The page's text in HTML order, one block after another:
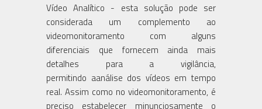
Vídeo Analítico - esta solução pode ser
considerada um complemento ao
videomonitoramento com alguns
diferenciais que fornecem ainda mais
detalhes para a vigilância,
permitindo aanálise dos vídeos em tempo
real. Assim como no videomonitoramento, é
preciso estabelecer minunciosamente o